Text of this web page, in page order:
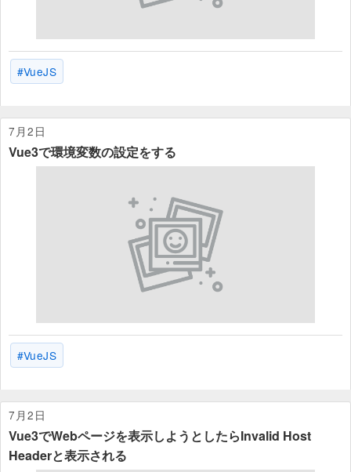
VueJS
7月2日
Vue3で環境変数の設定をする
VueJS
7月2日
Vue3でWebページを表示しようとしたらInvalid Host
Headerと表示される